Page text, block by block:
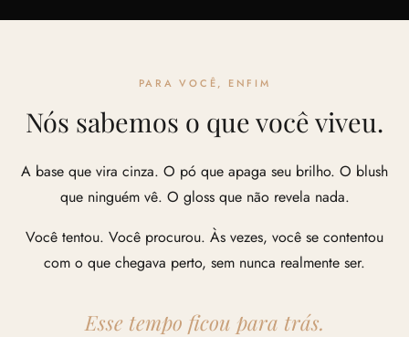
PARA VOCÊ, ENFIM
Nós sabemos o que você viveu.
A base que vira cinza. O pó que apaga seu brilho. O blush
que ninguém vê. O gloss que não revela nada.
Você tentou. Você procurou. Às vezes, você se contentou
com o que chegava perto, sem nunca realmente ser.
Esse tempo ficou para trás.